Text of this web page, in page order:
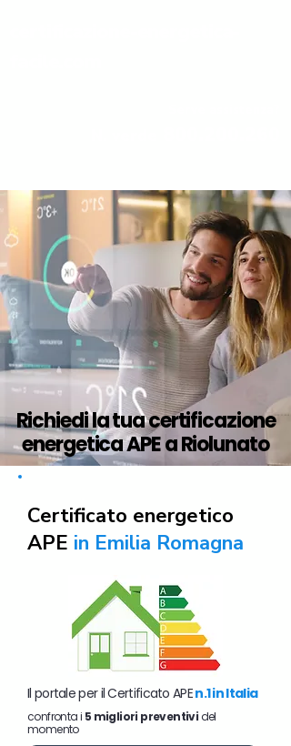
Richiedi la tua certificazione
energetica APE a Riolunato
Certificato energetico
APE in Emilia Romagna
Il portale per il Certificato APEn.1 in Italia
confronta i 5 migliori preventividel
momento